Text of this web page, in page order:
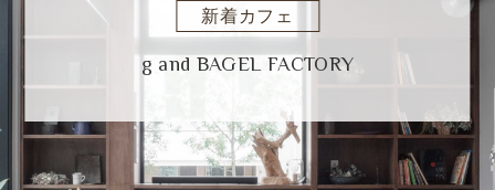
新着カフェ
g and BAGEL FACTORY